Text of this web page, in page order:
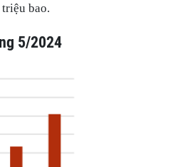
bao.
5/2024